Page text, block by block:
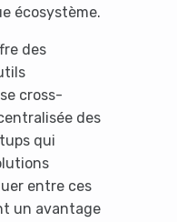
écosystème.
des
cross-
des
qui
entre ces
un avantage